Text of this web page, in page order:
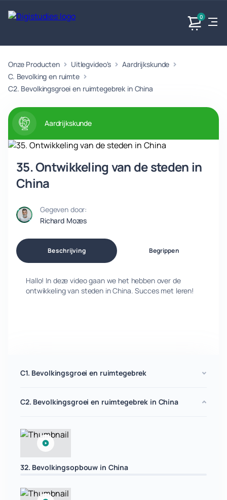
0
Exacte
vakken
Geen
vakken.
Taalvakken
Geen
vakken.
Maatschappijvakken
Geen vakken.
Producten
Onze Producten Uitlegvideo's
Aardrijkskunde
C. Bevolking en ruimte
C2. Bevolkingsgroei en ruimtegebrek in China
Aardrijkskunde
35. Ontwikkeling van de steden in
China
Gegeven door:
Richard Mozes
Beschrijving Begrippen
Hallo! In deze video gaan we het hebben over de
ontwikkeling van steden in China. Succes met leren!
C1. Bevolkingsgroei en ruimtegebrek
C2. Bevolkingsgroei en ruimtegebrek in China
32. Bevolkingsopbouw in China